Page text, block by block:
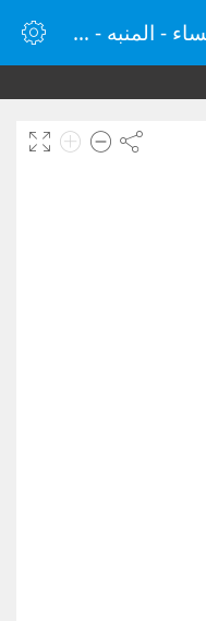
المنبه في الساعة 12:55 مساء - المنبه - ساعة منبه الإنترنت